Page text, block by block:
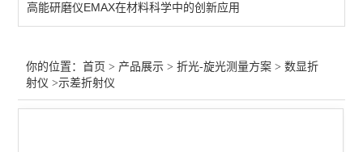
高能研磨仪EMAX在材料科学中的创新应用
你的位置：首页 > 产品展示 >折光-旋光测量方案 >数显折
射仪 >示差折射仪